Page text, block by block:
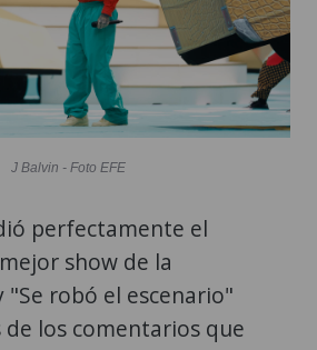
J Balvin - Foto EFE
perfectamente el
show de la
"Se robó el escenario"
los comentarios que